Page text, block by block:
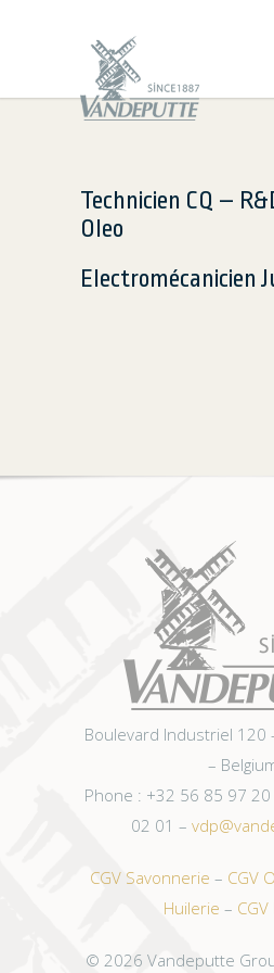
Technicien CQ –
Oleo
Electromécanicien
Boulevard Industriel 120
–
Phone : +32 56 85 97 20
02 01 –
CGV Savonnerie – CGV
Huilerie –
© 2026 Vandeputte